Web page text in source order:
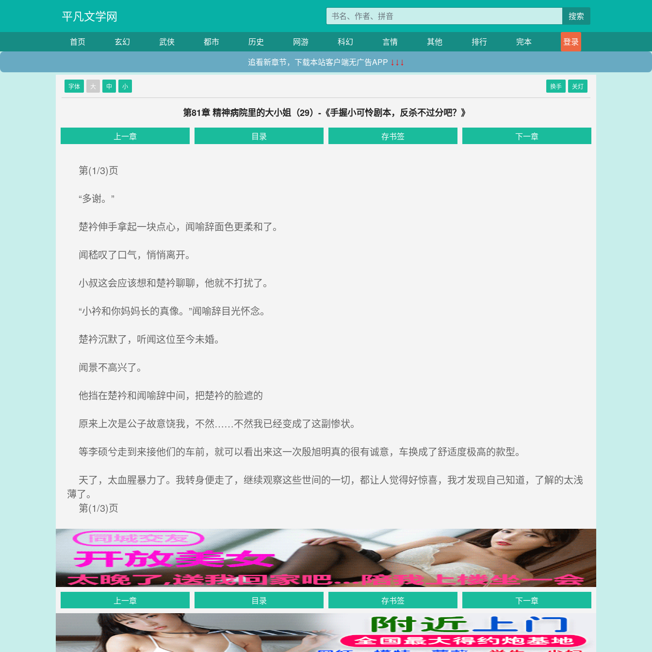
平凡文学网 搜索
首页 玄幻 武侠 都市 历史 网游 科幻 言情 其他 排行 完本
登录
追看新章节，下载本站客户端无广告APP ↓↓↓
字体 大 中 小 换手 关灯
第81章 精神病院里的大小姐（29）-《手握小可怜剧本，反杀不过分吧？》
上一章 目录 存书签 下一章
第(1/3)页
“多谢。”
楚衿伸手拿起一块点心，闻喻辞面色更柔和了。
闻嵇叹了口气，悄悄离开。
小叔这会应该想和楚衿聊聊，他就不打扰了。
“小衿和你妈妈长的真像。”闻喻辞目光怀念。
楚衿沉默了，听闻这位至今未婚。
闻景不高兴了。
他挡在楚衿和闻喻辞中间，把楚衿的脸遮的
原来上次是公子故意饶我，不然……不然我已经变成了这副惨状。
等李硕兮走到来接他们的车前，就可以看出来这一次殷旭明真的很有诚意，车换成了舒适度极高的款型。
天了，太血腥暴力了。我转身便走了，继续观察这些世间的一切，都让人觉得好惊喜，我才发现自己知道，了解的太浅
薄了。
第(1/3)页
上一章 目录 存书签 下一章